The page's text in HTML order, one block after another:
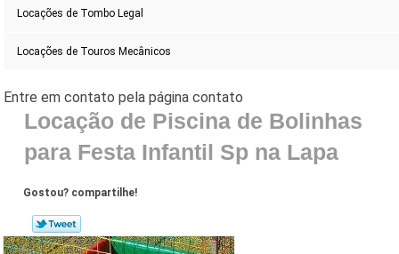
Locações de Tombo Legal
Locações de Touros Mecânicos
Locação de Piscina de Bolinhas
para Festa Infantil Sp na Lapa
Gostou? compartilhe!